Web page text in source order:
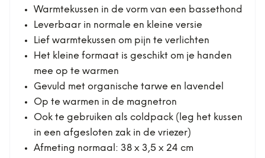
Warmtekussen in de vorm van een bassethond
Leverbaar in normale en kleine versie
Lief warmtekussen om pijn te verlichten
Het kleine formaat is geschikt om je handen
mee op te warmen
Gevuld met organische tarwe en lavendel
Op te warmen in de magnetron
Ook te gebruiken als coldpack (leg het kussen
in een afgesloten zak in de vriezer)
Afmeting normaal: 38 x 3,5 x 24 cm